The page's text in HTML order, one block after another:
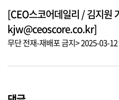
[CEO스코어데일리 / 김지원
kjw@ceoscore.co.kr]
무단 전재-재배포 금지> 2025-03-